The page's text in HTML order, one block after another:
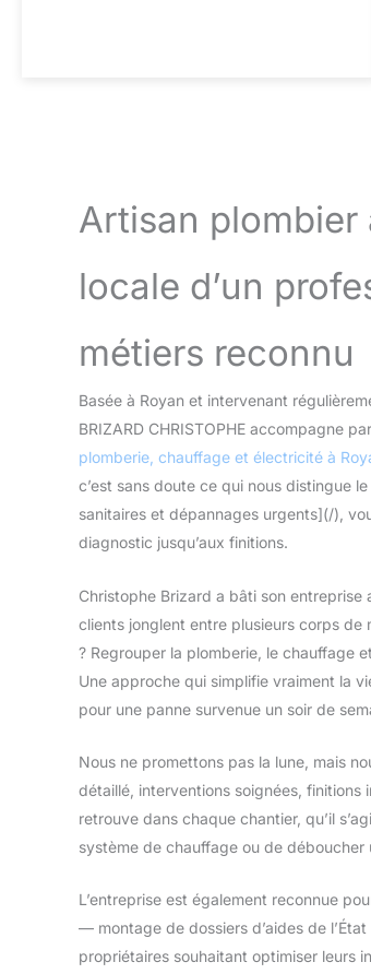
Artisan plombier
locale d’un
métiers reconnu
Basée à Royan et intervenant
BRIZARD CHRISTOPHE accompagne
plomberie, chauffage et électricité à
c’est sans doute ce qui nous distingue
sanitaires et dépannages urgents](/),
diagnostic jusqu’aux finitions.
Christophe Brizard a bâti son entreprise
clients jonglent entre plusieurs corps de
? Regrouper la plomberie, le chauffage
Une approche qui simplifie vraiment la
pour une panne survenue un soir de
Nous ne promettons pas la lune, mais
détaillé, interventions soignées,
retrouve dans chaque chantier, qu’il
système de chauffage ou de
L’entreprise est également reconnue
— montage de dossiers d’aides de
propriétaires souhaitant optimiser leurs